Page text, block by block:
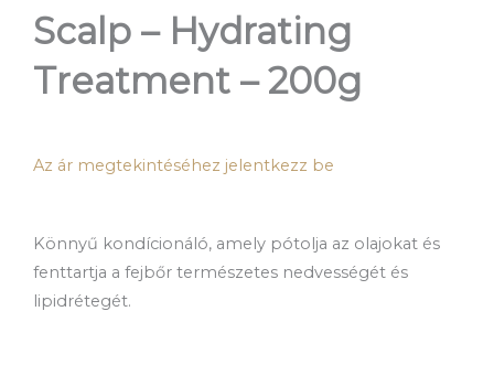
Scalp – Hydrating
Treatment – 200g
Az ár megtekintéséhez jelentkezz be
Könnyű kondícionáló, amely pótolja az olajokat és
fenttartja a fejbőr természetes nedvességét és
lipidrétegét.